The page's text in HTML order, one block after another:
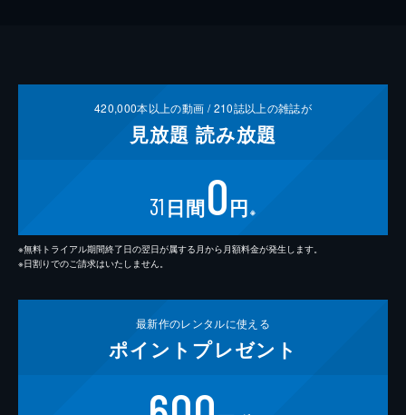
420,000本以上の動画 /210誌以上の雑誌が
見放題 読み放題
31 日間0円 ※
※無料トライアル期間終了日の翌日が属する月から月額料金が発生します。
※日割りでのご請求はいたしません。
最新作のレンタルに使える
ポイント プレゼント